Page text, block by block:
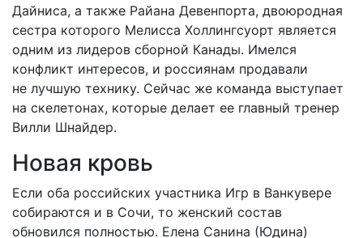
Дайниса, а также Райана Девенпорта, двоюродная
сестра которого Мелисса Холлингсуорт является
одним из лидеров сборной Канады. Имелся
конфликт интересов, и россиянам продавали
не лучшую технику. Сейчас же команда выступает
на скелетонах, которые делает ее главный тренер
Вилли Шнайдер.
Новая кровь
Если оба российских участника Игр в Ванкувере
собираются и в Сочи, то женский состав
обновился полностью. Елена Санина (Юдина)